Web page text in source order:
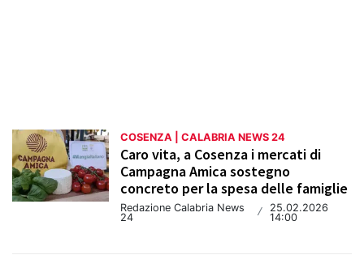
COSENZA | CALABRIA NEWS 24
Caro vita, a Cosenza i mercati di
Campagna Amica sostegno
concreto per la spesa delle famiglie
Redazione Calabria News
24
/
25.02.2026
14:00